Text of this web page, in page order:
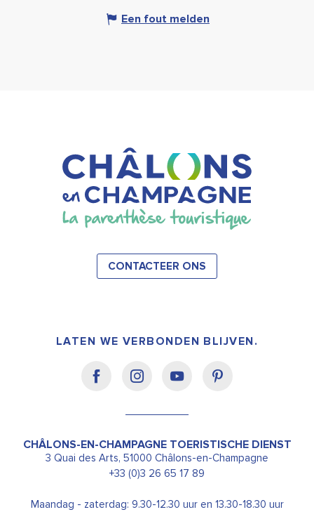
Een fout melden
CONTACTEER ONS
LATEN WE VERBONDEN BLIJVEN.
CHÂLONS-EN-CHAMPAGNE TOERISTISCHE DIENST
3 Quai des Arts, 51000 Châlons-en-Champagne
+33 (0)3 26 65 17 89
Maandag - zaterdag: 9.30-12.30 uur en 13.30-18.30 uur